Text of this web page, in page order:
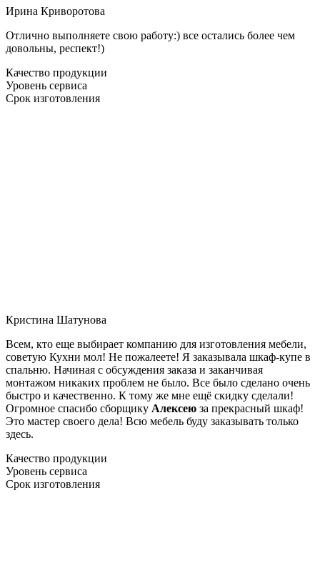
Ирина Криворотова
Отлично выполняете свою работу:) все остались более чем
довольны, респект!)
Качество продукции
Уровень сервиса
Срок изготовления
Кристина Шатунова
Всем, кто еще выбирает компанию для изготовления мебели,
советую Кухни мол! Не пожалеете! Я заказывала шкаф-купе в
спальню. Начиная с обсуждения заказа и заканчивая
монтажом никаких проблем не было. Все было сделано очень
быстро и качественно. К тому же мне ещё скидку сделали!
Огромное спасибо сборщику Алексею за прекрасный шкаф!
Это мастер своего дела! Всю мебель буду заказывать только
здесь.
Качество продукции
Уровень сервиса
Срок изготовления